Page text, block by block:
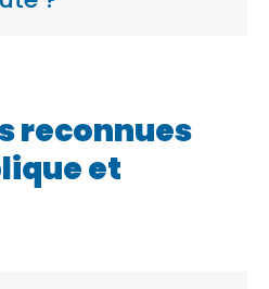
reconnues
et